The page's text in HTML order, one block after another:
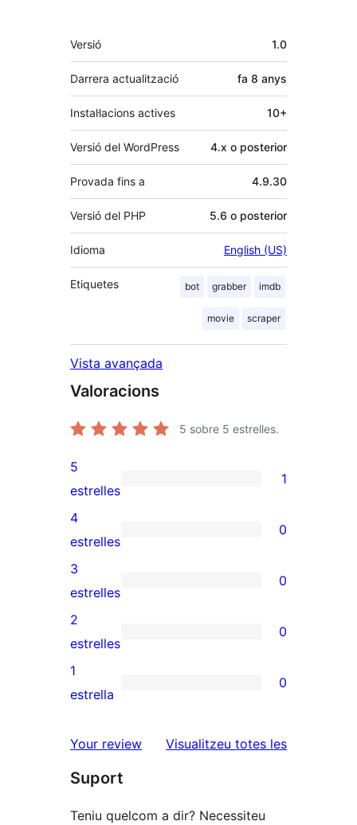
Meta
Versió 1.0
Darrera actualització fa 8 anys
Instal·lacions actives 10+
Versió del WordPress 4.x o posterior
Provada fins a 4.9.30
Versió del PHP 5.6 o posterior
Idioma English (US)
Etiquetes bot grabber imdb
movie scraper
Vista avançada
Valoracions
5 sobre 5 estrelles.
1
valoració
de
5
estrelles
5
estrelles
1
0
valoracions
de
4
estrelles
4
estrelles
0
0
valoracions
de
3
estrelles
3
estrelles
0
0
valoracions
de
estrelles
2
estrelles
0
0
de
estrelles
1
estrella
0
Your review Visualitzeu totes lesressenyes
Suport
Teniu quelcom a dir? Necessiteu